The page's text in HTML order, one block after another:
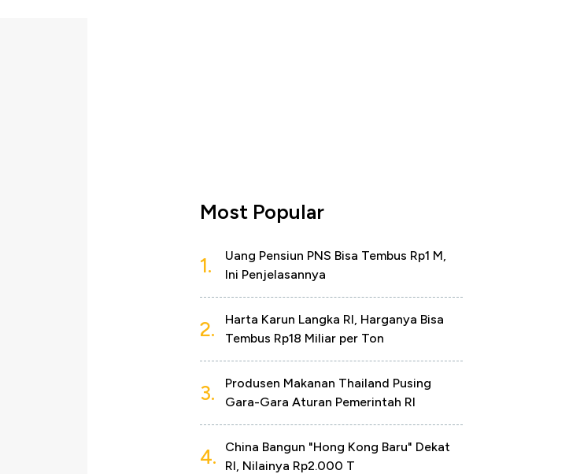
Most Popular
1.
Uang Pensiun PNS Bisa Tembus Rp1 M,
Ini Penjelasannya
2.
Harta Karun Langka RI, Harganya Bisa
Tembus Rp18 Miliar per Ton
3.
Produsen Makanan Thailand Pusing
Gara-Gara Aturan Pemerintah RI
4.
China Bangun "Hong Kong Baru" Dekat
RI, Nilainya Rp2.000 T